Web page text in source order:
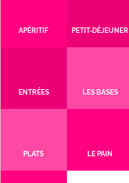
APÉRITIF PETIT-DÉJEUNER
ENTRÉES LES BASES
PLATS LE PAIN